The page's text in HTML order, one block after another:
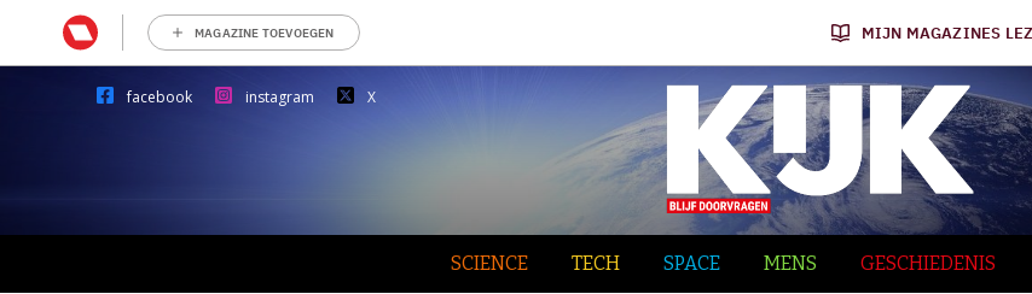
MAGAZINE TOEVOEGEN MIJN MAGAZINES
facebook instagram X
SCIENCE TECH SPACE MENS GESCHIEDENIS